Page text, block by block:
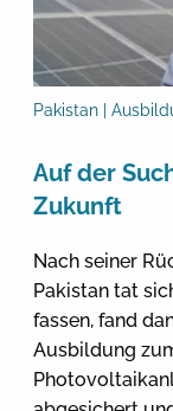
Pakistan |
Auf der
Zukunft
Nach seiner
Pakistan tat
fassen, fand
Ausbildung